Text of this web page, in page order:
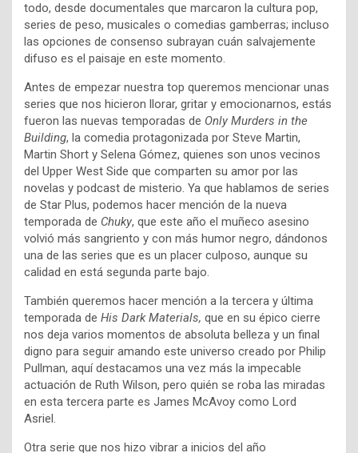
todo, desde documentales que marcaron la cultura pop,
series de peso, musicales o comedias gamberras; incluso
las opciones de consenso subrayan cuán salvajemente
difuso es el paisaje en este momento.
Antes de empezar nuestra top queremos mencionar unas
series que nos hicieron llorar, gritar y emocionarnos, estás
fueron las nuevas temporadas de Only Murders in the
Building, la comedia protagonizada por Steve Martin,
Martin Short y Selena Gómez, quienes son unos vecinos
del Upper West Side que comparten su amor por las
novelas y podcast de misterio. Ya que hablamos de series
de Star Plus, podemos hacer mención de la nueva
temporada de Chuky, que este año el muñeco asesino
volvió más sangriento y con más humor negro, dándonos
una de las series que es un placer culposo, aunque su
calidad en está segunda parte bajo.
También queremos hacer mención a la tercera y última
temporada de His Dark Materials, que en su épico cierre
nos deja varios momentos de absoluta belleza y un final
digno para seguir amando este universo creado por Philip
Pullman, aquí destacamos una vez más la impecable
actuación de Ruth Wilson, pero quién se roba las miradas
en esta tercera parte es James McAvoy como Lord
Asriel.
Otra serie que nos hizo vibrar a inicios del año